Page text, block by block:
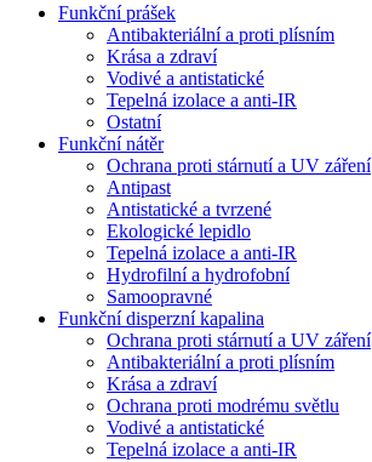
Funkční prášek
Antibakteriální a proti plísním
Krása a zdraví
Vodivé a antistatické
Tepelná izolace a anti-IR
Ostatní
Funkční nátěr
Ochrana proti stárnutí a UV záření
Antipast
Antistatické a tvrzené
Ekologické lepidlo
Tepelná izolace a anti-IR
Hydrofilní a hydrofobní
Samoopravné
Funkční disperzní kapalina
Ochrana proti stárnutí a UV záření
Antibakteriální a proti plísním
Krása a zdraví
Ochrana proti modrému světlu
Vodivé a antistatické
Tepelná izolace a anti-IR